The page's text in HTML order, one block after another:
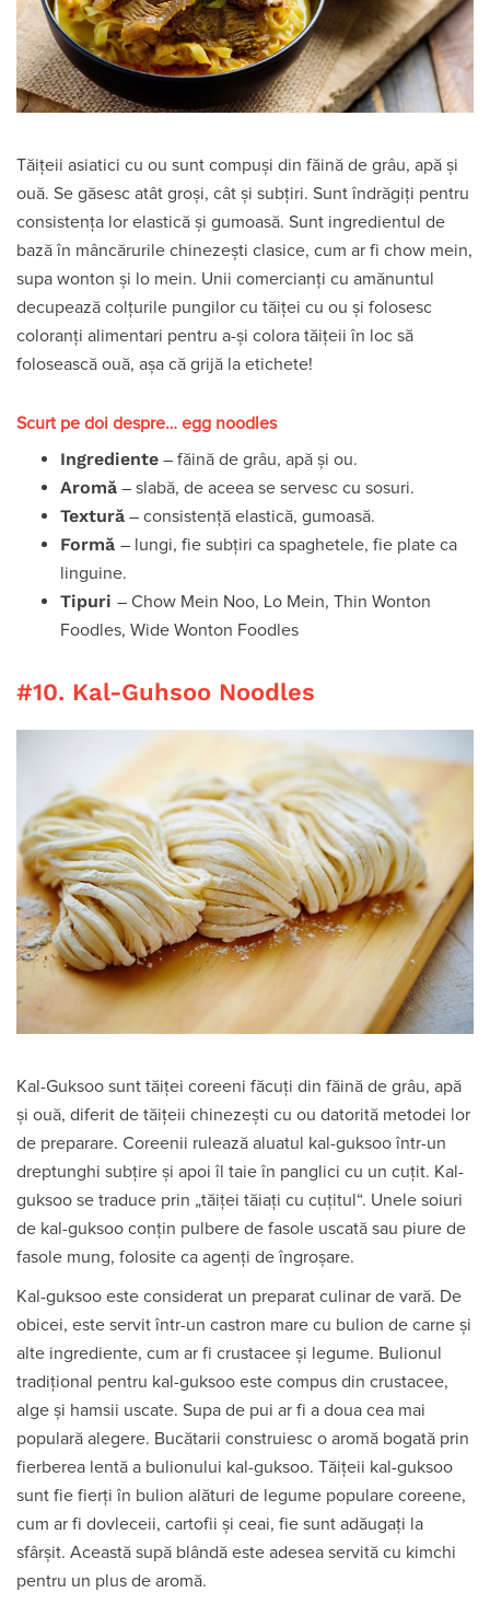
Tăițeii asiatici cu ou sunt compuși din făină de grâu, apă și
ouă. Se găsesc atât groși, cât și subțiri. Sunt îndrăgiți pentru
consistența lor elastică și gumoasă. Sunt ingredientul de
bază în mâncărurile chinezești clasice, cum ar fi chow mein,
supa wonton și lo mein. Unii comercianți cu amănuntul
decupează colțurile pungilor cu tăiței cu ou și folosesc
coloranți alimentari pentru a-și colora tăițeii în loc să
folosească ouă, așa că grijă la etichete!
Scurt pe doi despre… egg noodles
Ingrediente – făină de grâu, apă și ou.
Aromă – slabă, de aceea se servesc cu sosuri.
Textură – consistență elastică, gumoasă.
Formă – lungi, fie subțiri ca spaghetele, fie plate ca
linguine.
Tipuri – Chow Mein Noo, Lo Mein, Thin Wonton
Foodles, Wide Wonton Foodles
#10. Kal-Guhsoo Noodles
Kal-Guksoo sunt tăiței coreeni făcuți din făină de grâu, apă
și ouă, diferit de tăițeii chinezești cu ou datorită metodei lor
de preparare. Coreenii rulează aluatul kal-guksoo într-un
dreptunghi subțire și apoi îl taie în panglici cu un cuțit. Kal-
guksoo se traduce prin „tăiței tăiați cu cuțitul“. Unele soiuri
de kal-guksoo conțin pulbere de fasole uscată sau piure de
fasole mung, folosite ca agenți de îngroșare.
Kal-guksoo este considerat un preparat culinar de vară. De
obicei, este servit într-un castron mare cu bulion de carne și
alte ingrediente, cum ar fi crustacee și legume. Bulionul
tradițional pentru kal-guksoo este compus din crustacee,
alge și hamsii uscate. Supa de pui ar fi a doua cea mai
populară alegere. Bucătarii construiesc o aromă bogată prin
fierberea lentă a bulionului kal-guksoo. Tăițeii kal-guksoo
sunt fie fierți în bulion alături de legume populare coreene,
cum ar fi dovleceii, cartofii și ceai, fie sunt adăugați la
sfârșit. Această supă blândă este adesea servită cu kimchi
pentru un plus de aromă.